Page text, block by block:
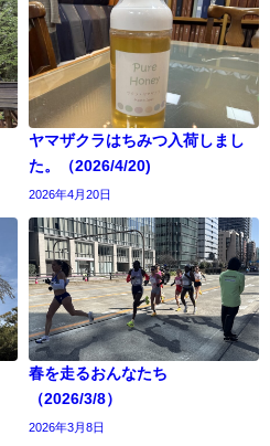
ヤマザクラはちみつ入荷しまし
た。（2026/4/20)
2026年4月20日
春を走るおんなたち
（2026/3/8）
2026年3月8日